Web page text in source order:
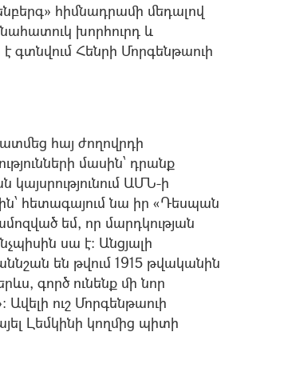
հիմնադրամի մեդալով
խորհուրդ և
գտնվում Հենրի Մորգենթաուի
հայ ժողովրդի
մասին՝ դրանք
ԱՄՆ-ի
հետագայում նա իր «Դեսպան
եմ, որ մարդկության
սա է: Անցյալի
են թվում 1915 թվականին
գործ ունենք մի նոր
ուշ Մորգենթաուի
Լեմկինի կողմից պիտի